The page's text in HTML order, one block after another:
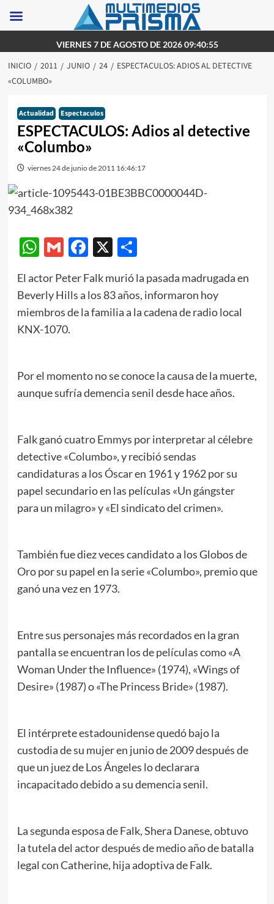
al
contenido
VIERNES 7 DE AGOSTO DE 2026 09:40:55
INICIO 2011 JUNIO 24
ESPECTACULOS: ADIOS AL DETECTIVE
«COLUMBO»
Actualidad Espectaculos
ESPECTACULOS: Adios al detective
«Columbo»
viernes 24 de junio de 2011 16:46:17
WhatsApp
GmailFacebook
X Compartir
El actor Peter Falk murió la pasada madrugada en
Beverly Hills a los 83 años, informaron hoy
miembros de la familia a la cadena de radio local
KNX-1070.
Por el momento no se conoce la causa de la muerte,
aunque sufría demencia senil desde hace años.
Falk ganó cuatro Emmys por interpretar al célebre
detective «Columbo», y recibió sendas
candidaturas a los Óscar en 1961 y 1962 por su
papel secundario en las películas «Un gángster
para un milagro» y «El sindicato del crimen».
También fue diez veces candidato a los Globos de
Oro por su papel en la serie «Columbo», premio que
ganó una vez en 1973.
Entre sus personajes más recordados en la gran
pantalla se encuentran los de películas como «A
Woman Under the Influence» (1974), «Wings of
Desire» (1987) o «The Princess Bride» (1987).
El intérprete estadounidense quedó bajo la
custodia de su mujer en junio de 2009 después de
que un juez de Los Ángeles lo declarara
incapacitado debido a su demencia senil.
La segunda esposa de Falk, Shera Danese, obtuvo
la tutela del actor después de medio año de batalla
legal con Catherine, hija adoptiva de Falk.